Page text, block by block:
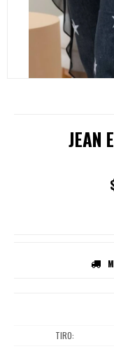
JEAN
TIRO